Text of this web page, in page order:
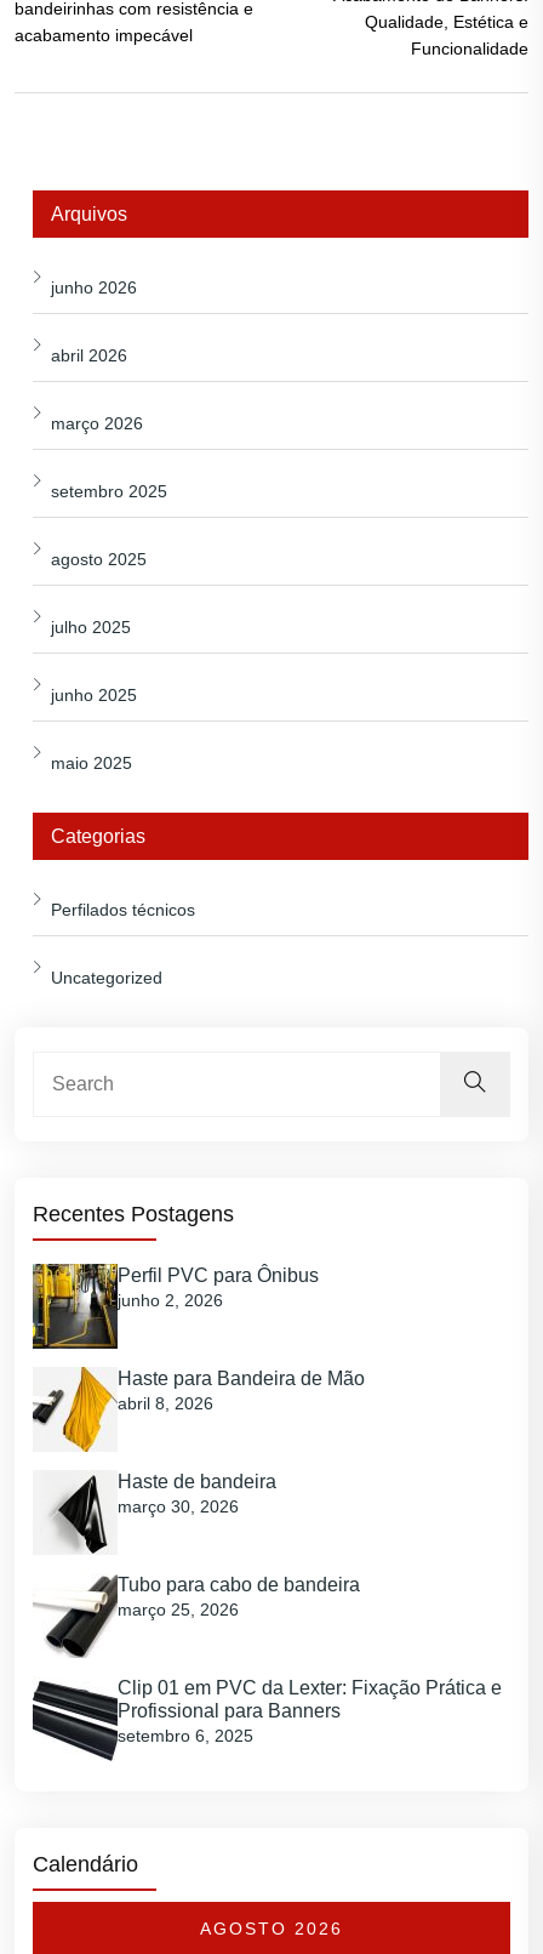
bandeirinhas com resistência e
acabamento impecável
Qualidade, Estética e
Funcionalidade
Arquivos
junho 2026
abril 2026
março 2026
setembro 2025
agosto 2025
julho 2025
junho 2025
maio 2025
Categorias
Perfilados técnicos
Uncategorized
Recentes Postagens
Perfil PVC para Ônibus
junho 2, 2026
Haste para Bandeira de Mão
abril 8, 2026
Haste de bandeira
março 30, 2026
Tubo para cabo de bandeira
março 25, 2026
Clip 01 em PVC da Lexter: Fixação Prática e
Profissional para Banners
setembro 6, 2025
Calendário
AGOSTO 2026